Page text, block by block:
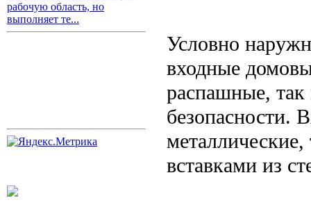
рабочую область, но
выполняет те...
Условно
входные
распашные, так
безопасности.
вставками из